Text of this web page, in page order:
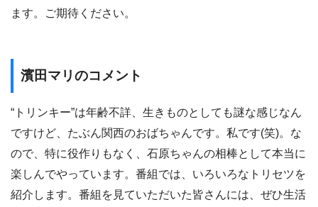
ます。ご期待ください。
濱田マリのコメント
“トリンキー”は年齢不詳、生きものとしても謎な感じなん
ですけど、たぶん関西のおばちゃんです。私です(笑)。な
ので、特に役作りもなく、石原ちゃんの相棒として本当に
楽しんでやっています。番組では、いろいろなトリセツを
紹介します。番組を見ていただいた皆さんには、ぜひ生活